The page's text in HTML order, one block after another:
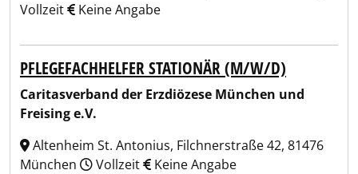
Vollzeit
Keine Angabe
PFLEGEFACHHELFER STATIONÄR (M/W/D)
Caritasverband der Erzdiözese München und
Freising e.V.
Altenheim St. Antonius, Filchnerstraße 42, 81476
München
Vollzeit Keine Angabe